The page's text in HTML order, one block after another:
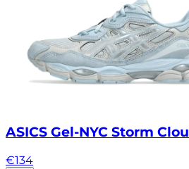
ASICS Gel-NYC Storm
€134